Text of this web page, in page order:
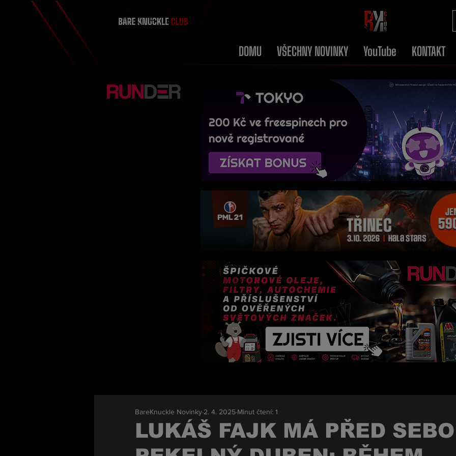
DOMU VŠECHNY NOVINKY YouTube KONTAKT
LUKÁŠ FAJK MÁ PŘED
BareKnuckle Novinky 2. 4. 2025 Minut čtení: 1